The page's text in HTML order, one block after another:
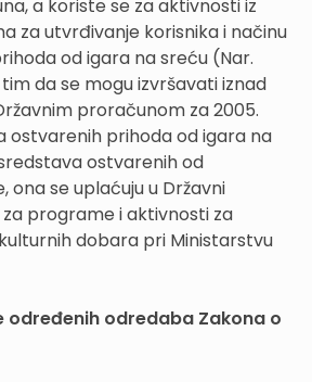
a koriste se za aktivnosti iz
za utvrđivanje korisnika i načinu
od igara na sreću (Nar.
da se mogu izvršavati iznad
proračunom za 2005.
ostvarenih prihoda od igara na
ostvarenih od
ona se uplaćuju u Državni
programe i aktivnosti za
dobara pri Ministarstvu
određenih odredaba Zakona o